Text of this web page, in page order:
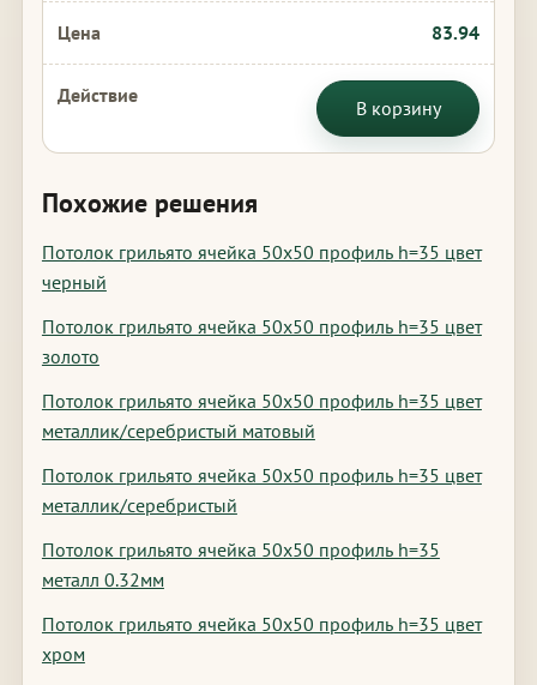
83.94
В корзину
Похожие решения
Потолок грильято ячейка 50х50 профиль h=35 цвет
черный
Потолок грильято ячейка 50х50 профиль h=35 цвет
золото
Потолок грильято ячейка 50х50 профиль h=35 цвет
металлик/серебристый матовый
Потолок грильято ячейка 50х50 профиль h=35 цвет
металлик/серебристый
Потолок грильято ячейка 50х50 профиль h=35
металл 0.32мм
Потолок грильято ячейка 50х50 профиль h=35 цвет
хром